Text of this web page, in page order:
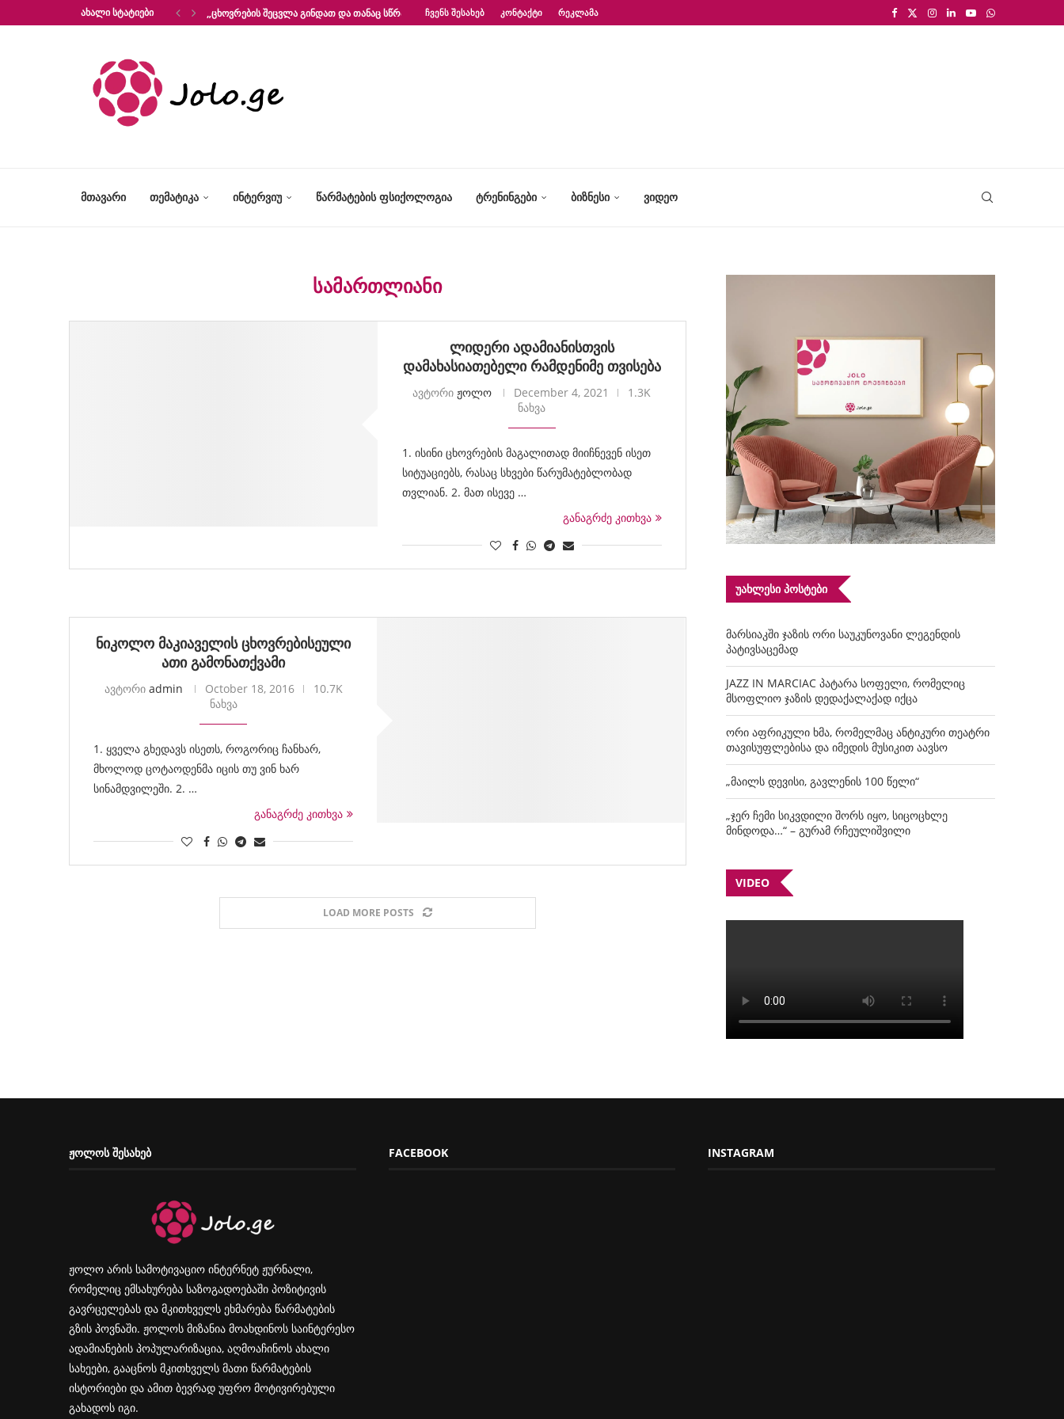
ᲐᲮᲐᲚᲘ ᲡᲢᲐᲢᲘᲔᲑᲘ „ᲪᲮᲝᲕᲠᲔᲑᲘᲡ ᲨᲔᲪᲕᲚᲐ ᲒᲘᲜᲓᲐᲗ ᲓᲐ ᲗᲐᲜᲐᲪ ᲡᲬᲠᲐᲤᲐᲓ?“ – ᲤᲡᲘᲥᲝᲚᲝᲒᲘᲡ...
ᲩᲕᲔᲜᲡ ᲨᲔᲡᲐᲮᲔᲑ ᲙᲝᲜᲢᲐᲥᲢᲘ ᲠᲔᲙᲚᲐᲛᲐ
ᲛᲗᲐᲕᲐᲠᲘ ᲗᲔᲛᲐᲢᲘᲙᲐ ᲘᲜᲢᲔᲠᲕᲘᲣ ᲬᲐᲠᲛᲐᲢᲔᲑᲘᲡ ᲤᲡᲘᲥᲝᲚᲝᲒᲘᲐ ᲢᲠᲔᲜᲘᲜᲒᲔᲑᲘ ᲑᲘᲖᲜᲔᲡᲘ ᲕᲘᲓᲔᲝ
ᲡᲐᲛᲐᲠᲗᲚᲘᲐᲜᲘ
ლიდერი ადამიანისთვის
დამახასიათებელი რამდენიმე თვისება
ავტორიჟოლო December 4, 2021
1.3K
ნახვა
1. ისინი ცხოვრების მაგალითად მიიჩნევენ ისეთ
სიტუაციებს, რასაც სხვები წარუმატებლობად
თვლიან. 2. მათ ისევე …
განაგრძე კითხვა
ნიკოლო მაკიაველის ცხოვრებისეული
ათი გამონათქვამი
ავტორი admin October 18, 2016
10.7K
ნახვა
1. ყველა გხედავს ისეთს, როგორიც ჩანხარ,
მხოლოდ ცოტაოდენმა იცის თუ ვინ ხარ
სინამდვილეში. 2. …
განაგრძე კითხვა
LOAD MORE POSTS
ᲣᲐᲮᲚᲔᲡᲘ ᲞᲝᲡᲢᲔᲑᲘ
მარსიაკში ჯაზის ორი საუკუნოვანი ლეგენდის
პატივსაცემად
JAZZ IN MARCIAC პატარა სოფელი, რომელიც
მსოფლიო ჯაზის დედაქალაქად იქცა
ორი აფრიკული ხმა, რომელმაც ანტიკური თეატრი
თავისუფლებისა და იმედის მუსიკით აავსო
„მაილს დევისი, გავლენის 100 წელი“
„ჯერ ჩემი სიკვდილი შორს იყო, სიცოცხლე
მინდოდა…“ – გურამ რჩეულიშვილი
VIDEO
ᲟᲝᲚᲝᲡ ᲨᲔᲡᲐᲮᲔᲑ
ჟოლო არის სამოტივაციო ინტერნეტ ჟურნალი,
რომელიც ემსახურება საზოგადოებაში პოზიტივის
გავრცელებას და მკითხველს ეხმარება წარმატების
გზის პოვნაში. ჟოლოს მიზანია მოახდინოს საინტერესო
ადამიანების პოპულარიზაცია, აღმოაჩინოს ახალი
სახეები, გააცნოს მკითხველს მათი წარმატების
ისტორიები და ამით ბევრად უფრო მოტივირებული
გახადოს იგი.
FACEBOOK INSTAGRAM